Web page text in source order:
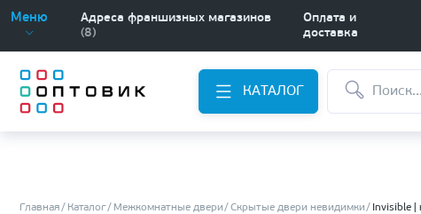
Меню
Адреса франшизных магазинов
(8)
Оплата и
доставка
КАТАЛОГ
Главная Каталог Межкомнатные двери Скрытые двери невидимки Invisible |